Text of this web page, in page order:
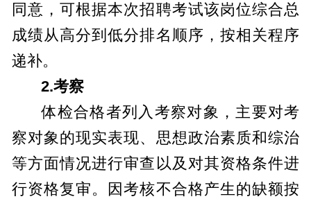
同意，可根据本次招聘考试该岗位综合总
成绩从高分到低分排名顺序，按相关程序
递补。
2.考察
体检合格者列入考察对象，主要对考
察对象的现实表现、思想政治素质和综治
等方面情况进行审查以及对其资格条件进
行资格复审。因考核不合格产生的缺额按